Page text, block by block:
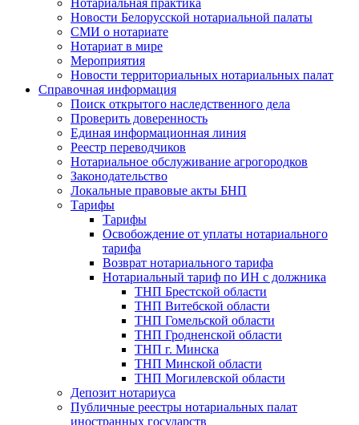
Нотариальная практика
Новости Белорусской нотариальной палаты
СМИ о нотариате
Нотариат в мире
Мероприятия
Новости территориальных нотариальных палат
Справочная информация
Поиск открытого наследственного дела
Проверить доверенность
Единая информационная линия
Реестр переводчиков
Нотариальное обслуживание агрогородков
Законодательство
Локальные правовые акты БНП
Тарифы
Тарифы
Освобождение от уплаты нотариального
тарифа
Возврат нотариального тарифа
Нотариальный тариф по ИН с должника
ТНП Брестской области
ТНП Витебской области
ТНП Гомельской области
ТНП Гродненской области
ТНП г. Минска
ТНП Минской области
ТНП Могилевской области
Депозит нотариуса
Публичные реестры нотариальных палат
иностранных государств